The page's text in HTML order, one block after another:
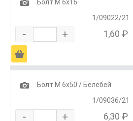
Болт М 6х16
1/09022/21
- + 1,60 ₽
Ä
1
Болт М 6х50 / Белебей
1/09036/21
- + 6,30 ₽